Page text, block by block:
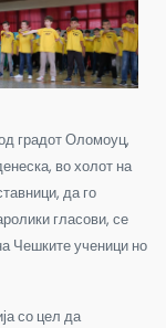
градот Оломоуц,
во холот на
да го
гласови, се
Чешките ученици но
со цел да